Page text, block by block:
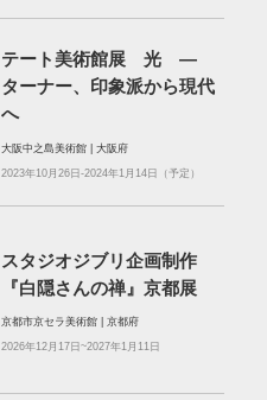
テート美術館展 光 ―
ターナー、印象派から現代
へ
大阪中之島美術館 | 大阪府
2023年10月26日-2024年1月14日（予定）
スタジオジブリ企画制作
『白隠さんの禅』京都展
京都市京セラ美術館 | 京都府
2026年12月17日~2027年1月11日